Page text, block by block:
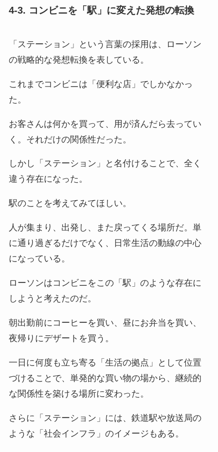
4-3. コンビニを「駅」に変えた発想の転換
「ステーション」という言葉の採用は、ローソン
の戦略的な発想転換を表している。
これまでコンビニは「便利な店」でしかなかっ
た。
お客さんは何かを買って、用が済んだら去ってい
く。それだけの関係性だった。
しかし「ステーション」と名付けることで、全く
違う存在になった。
駅のことを考えてみてほしい。
人が集まり、出発し、また戻ってくる場所だ。単
に通り過ぎるだけでなく、日常生活の動線の中心
になっている。
ローソンはコンビニをこの「駅」のような存在に
しようと考えたのだ。
朝出勤前にコーヒーを買い、昼にお弁当を買い、
夜帰りにデザートを買う。
一日に何度も立ち寄る「生活の拠点」として位置
づけることで、単発的な買い物の場から、継続的
な関係性を築ける場所に変わった。
さらに「ステーション」には、鉄道駅や放送局の
ような「社会インフラ」のイメージもある。